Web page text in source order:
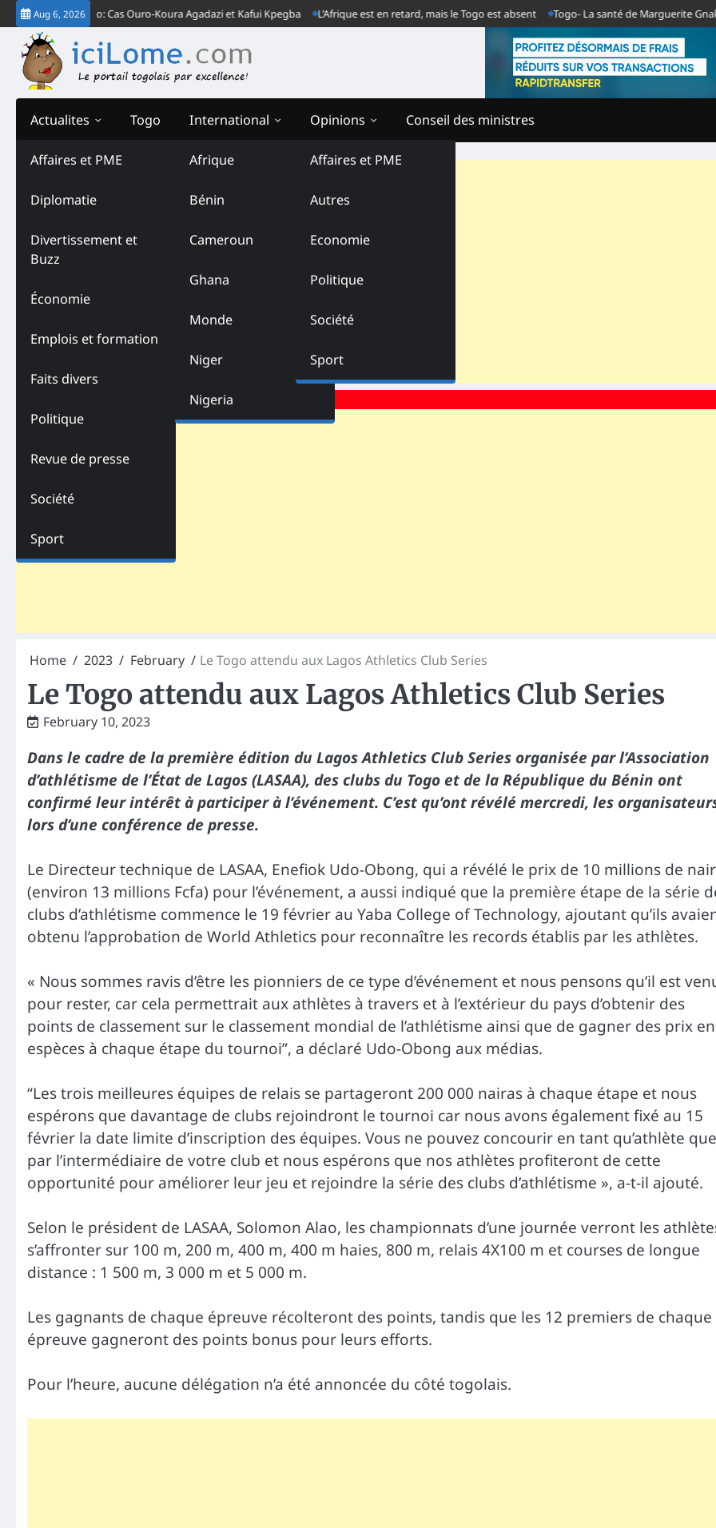
Skip
to
content
Aug 6, 2026
le Togo: Cas Ouro-Koura Agadazi et Kafui Kpegba L’Afrique est en retard, mais le Togo est absent Togo- La santé de Marguerite Gnakadé
Actualites
Affaires et PME
Diplomatie
Divertissement et
Buzz
Économie
Emplois et formation
Faits divers
Politique
Revue de presse
Société
Sport
Togo International
Afrique
Bénin
Cameroun
Ghana
Monde
Niger
Nigeria
Opinions
Affaires et PME
Autres
Economie
Politique
Société
Sport
Conseil des ministres
Home 2023 February Le Togo attendu aux Lagos Athletics Club Series
Le Togo attendu aux Lagos Athletics Club Series
February 10, 2023
Dans le cadre de la première édition du Lagos Athletics Club Series organisée par l’Association
d’athlétisme de l’État de Lagos (LASAA), des clubs du Togo et de la République du Bénin ont
confirmé leur intérêt à participer à l’événement. C’est qu’ont révélé mercredi, les
lors d’une conférence de presse.
Le Directeur technique de LASAA, Enefiok Udo-Obong, qui a révélé le prix de 10 millions de
(environ 13 millions Fcfa) pour l’événement, a aussi indiqué que la première étape de la série
clubs d’athlétisme commence le 19 février au Yaba College of Technology, ajoutant qu’ils
obtenu l’approbation de World Athletics pour reconnaître les records établis par les athlètes.
« Nous sommes ravis d’être les pionniers de ce type d’événement et nous pensons qu’il est
pour rester, car cela permettrait aux athlètes à travers et à l’extérieur du pays d’obtenir des
points de classement sur le classement mondial de l’athlétisme ainsi que de gagner des prix en
espèces à chaque étape du tournoi”, a déclaré Udo-Obong aux médias.
“Les trois meilleures équipes de relais se partageront 200 000 nairas à chaque étape et nous
espérons que davantage de clubs rejoindront le tournoi car nous avons également fixé au 15
février la date limite d’inscription des équipes. Vous ne pouvez concourir en tant qu’athlète que
par l’intermédiaire de votre club et nous espérons que nos athlètes profiteront de cette
opportunité pour améliorer leur jeu et rejoindre la série des clubs d’athlétisme », a-t-il ajouté.
Selon le président de LASAA, Solomon Alao, les championnats d’une journée verront les
s’affronter sur 100 m, 200 m, 400 m, 400 m haies, 800 m, relais 4X100 m et courses de longue
distance : 1 500 m, 3 000 m et 5 000 m.
Les gagnants de chaque épreuve récolteront des points, tandis que les 12 premiers de chaque
épreuve gagneront des points bonus pour leurs efforts.
Pour l’heure, aucune délégation n’a été annoncée du côté togolais.